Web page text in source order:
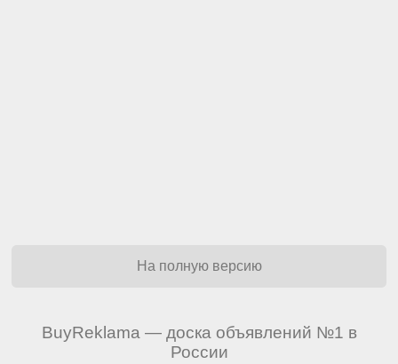
На полную версию
BuyReklama — доска объявлений №1 в
России